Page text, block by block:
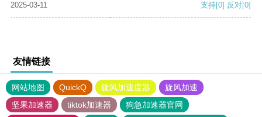
2025-03-11 支持[0] 反对[0]
友情链接
网站地图 QuickQ 旋风加速度器
旋风加速
坚果加速器
tiktok加速器
狗急加速器官网